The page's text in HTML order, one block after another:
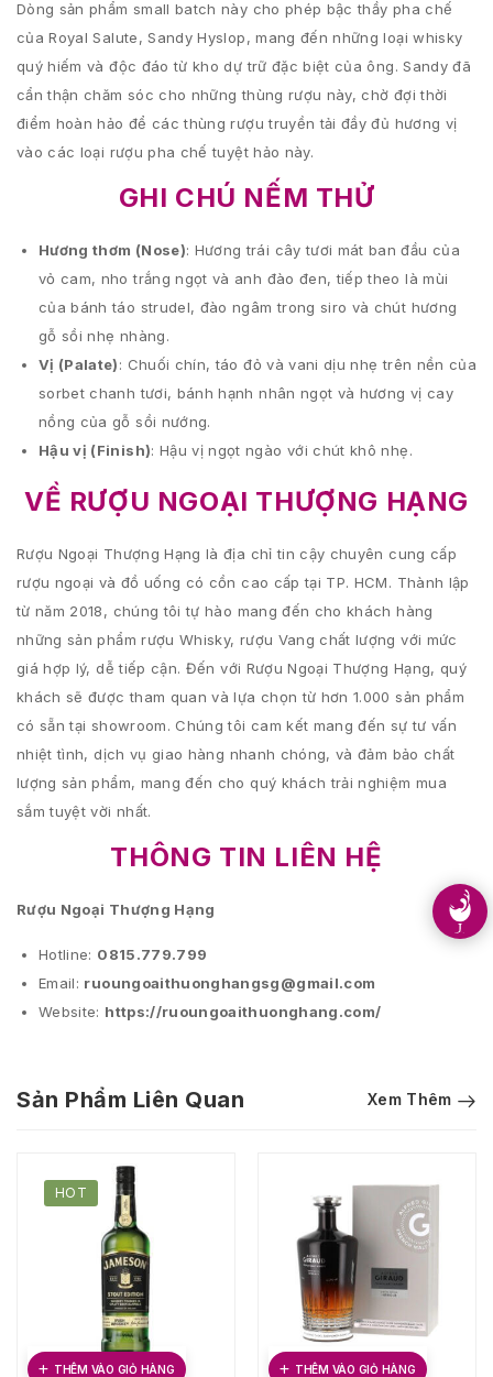
Dòng sản phẩm small batch này cho phép bậc thầy pha chế
của Royal Salute, Sandy Hyslop, mang đến những loại whisky
quý hiếm và độc đáo từ kho dự trữ đặc biệt của ông. Sandy đã
cẩn thận chăm sóc cho những thùng rượu này, chờ đợi thời
điểm hoàn hảo để các thùng rượu truyền tải đầy đủ hương vị
vào các loại rượu pha chế tuyệt hảo này.
GHI CHÚ NẾM THỬ
Hương thơm (Nose): Hương trái cây tươi mát ban đầu của
vỏ cam, nho trắng ngọt và anh đào đen, tiếp theo là mùi
của bánh táo strudel, đào ngâm trong siro và chút hương
gỗ sồi nhẹ nhàng.
Vị (Palate): Chuối chín, táo đỏ và vani dịu nhẹ trên nền của
sorbet chanh tươi, bánh hạnh nhân ngọt và hương vị cay
nồng của gỗ sồi nướng.
Hậu vị (Finish): Hậu vị ngọt ngào với chút khô nhẹ.
VỀ RƯỢU NGOẠI THƯỢNG HẠNG
Rượu Ngoại Thượng Hạng là địa chỉ tin cậy chuyên cung cấp
rượu ngoại và đồ uống có cồn cao cấp tại TP. HCM. Thành lập
từ năm 2018, chúng tôi tự hào mang đến cho khách hàng
những sản phẩm rượu Whisky, rượu Vang chất lượng với mức
giá hợp lý, dễ tiếp cận. Đến với Rượu Ngoại Thượng Hạng, quý
khách sẽ được tham quan và lựa chọn từ hơn 1.000 sản phẩm
có sẵn tại showroom. Chúng tôi cam kết mang đến sự tư vấn
nhiệt tình, dịch vụ giao hàng nhanh chóng, và đảm bảo chất
lượng sản phẩm, mang đến cho quý khách trải nghiệm mua
sắm tuyệt vời nhất.
THÔNG TIN LIÊN HỆ
Rượu Ngoại Thượng Hạng
Hotline: 0815.779.799
Email: ruoungoaithuonghangsg@gmail.com
Website: https://ruoungoaithuonghang.com/
Sản Phẩm Liên Quan Xem Thêm
HOT
THÊM VÀO GIỎ HÀNG THÊM VÀO GIỎ HÀNG